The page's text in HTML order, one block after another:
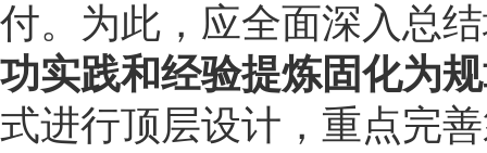
付。为此，应全面深入总
功实践和经验提炼固化为
式进行顶层设计，重点完